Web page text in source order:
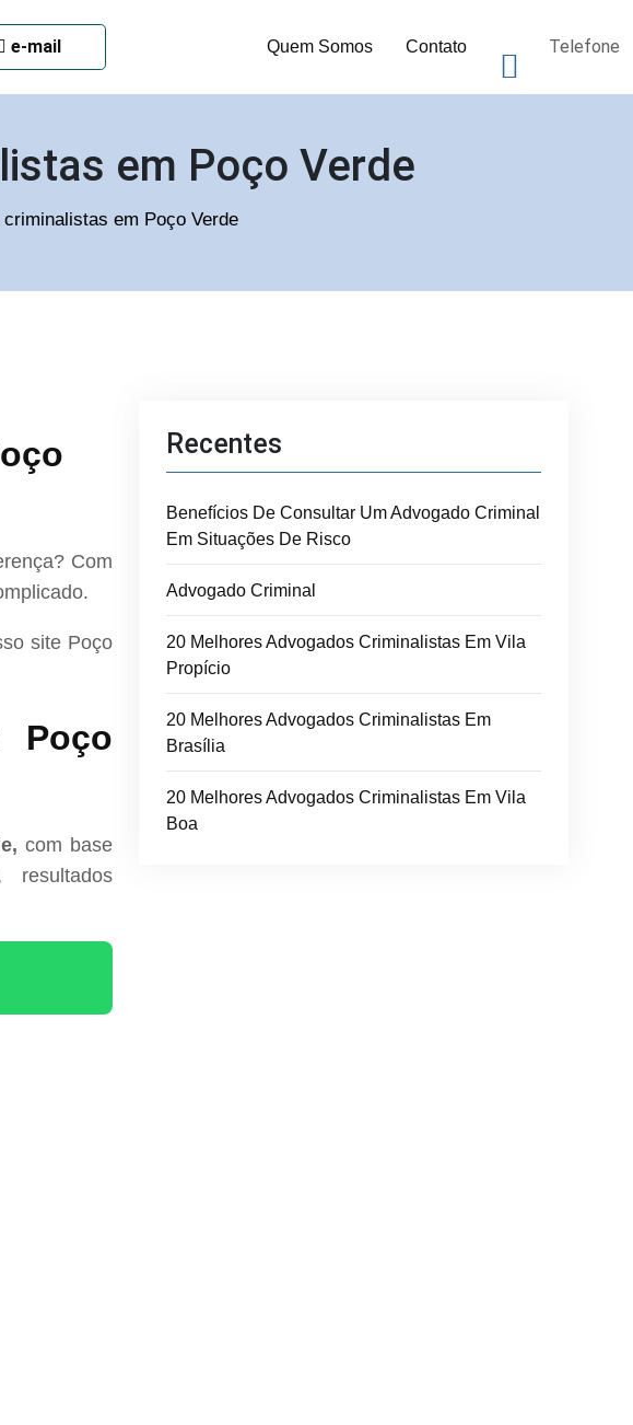
e-mail Quem Somos Contato Telefone
em Poço Verde
em Poço Verde
Com
site Poço
Poço
com base
resultados
Recentes
Benefícios De Consultar Um Advogado Criminal
Em Situações De Risco
Advogado Criminal
20 Melhores Advogados Criminalistas Em Vila
Propício
20 Melhores Advogados Criminalistas Em
Brasília
20 Melhores Advogados Criminalistas Em Vila
Boa